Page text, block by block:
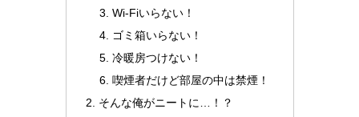
Wi-Fiいらない！
ゴミ箱いらない！
冷暖房つけない！
喫煙者だけど部屋の中は禁煙！
そんな俺がニートに…！？